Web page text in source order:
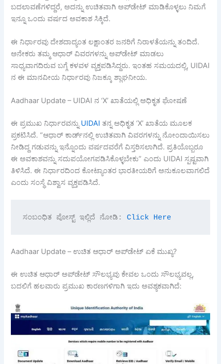
ಬದಲಾವಣೆಗಳಿದ್ದರೆ, ಅದನ್ನು ಉಚಿತವಾಗಿ ಅಪ್‌ಡೇಟ್ ಮಾಡಿಕೊಳ್ಳಲು ನಿಮಗೆ
ಇನ್ನೂ ಒಂದು ವರ್ಷದ ಅವಕಾಶ ಸಿಕ್ಕಿದೆ.
ಈ ನಿರ್ಧಾರವು ದೇಶದಾದ್ಯಂತ ಲಕ್ಷಾಂತರ ಜನರಿಗೆ ನಿರಾಳತೆಯನ್ನು ತಂದಿದೆ.
ಅನೇಕರು ತಮ್ಮ ಆಧಾರ್ ವಿವರಗಳನ್ನು ಅಪ್‌ಡೇಟ್ ಮಾಡಲು
ಸಾಧ್ಯವಾಗದಿರುವ ಬಗ್ಗೆ ಕಳವಳ ವ್ಯಕ್ತಪಡಿಸಿದ್ದರು. ಇಂತಹ ಸಮಯದಲ್ಲಿ, UIDAI
ನ ಈ ಮಾನವೀಯ ನಿರ್ಧಾರವು ನಿಜಕ್ಕೂ ಶ್ಲಾಘನೀಯ.
Aadhaar Update – UIDAI ನ ‘X’ ಖಾತೆಯಲ್ಲಿ ಅಧಿಕೃತ ಘೋಷಣೆ
ಈ ಪ್ರಮುಖ ನಿರ್ಧಾರವನ್ನು UIDAI ತನ್ನ ಅಧಿಕೃತ ‘X’ ಖಾತೆಯ ಮೂಲಕ
ಪ್ರಕಟಿಸಿದೆ. “ಆಧಾರ್ ಕಾರ್ಡ್‌ನಲ್ಲಿ ಉಚಿತವಾಗಿ ವಿವರಗಳನ್ನು ನೋಂದಾಯಿಸಲು
ನೀಡಿದ್ದ ಗಡುವನ್ನು ಇನ್ನೊಂದು ವರ್ಷದವರೆಗೆ ವಿಸ್ತರಿಸಲಾಗಿದೆ. ಪ್ರತಿಯೊಬ್ಬರೂ
ಈ ಅವಕಾಶವನ್ನು ಸದುಪಯೋಗಪಡಿಸಿಕೊಳ್ಳಬೇಕು” ಎಂದು UIDAI ಸ್ಪಷ್ಟವಾಗಿ
ತಿಳಿಸಿದೆ. ಈ ನಿರ್ಧಾರದಿಂದ ಕೋಟ್ಯಾಂತರ ಭಾರತೀಯರಿಗೆ ಅನುಕೂಲವಾಗಲಿದೆ
ಎಂದು ಸಂಸ್ಥೆ ವಿಶ್ವಾಸ ವ್ಯಕ್ತಪಡಿಸಿದೆ.
ಸಂಬಂಧಿತ ಪೋಸ್ಟ್ ಇಲ್ಲಿದೆ ನೋಡಿ: Click Here
Aadhaar Update – ಉಚಿತ ಆಧಾರ್ ಅಪ್‌ಡೇಟ್ ಏಕೆ ಮುಖ್ಯ?
ಈ ಉಚಿತ ಆಧಾರ್ ಅಪ್‌ಡೇಟ್ ಸೌಲಭ್ಯವು ಕೇವಲ ಒಂದು ಸೌಲಭ್ಯವಲ್ಲ,
ಬದಲಿಗೆ ಹಲವಾರು ಪ್ರಮುಖ ಕಾರಣಗಳಿಗಾಗಿ ಇದು ಅವಶ್ಯಕವಾಗಿದೆ: